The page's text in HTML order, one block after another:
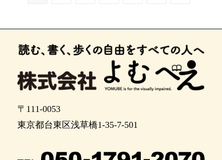
〒111-0053
東京都台東区浅草橋1-35-7-501